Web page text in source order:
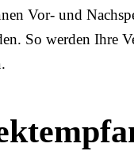
Vor- und
So werden Ihre